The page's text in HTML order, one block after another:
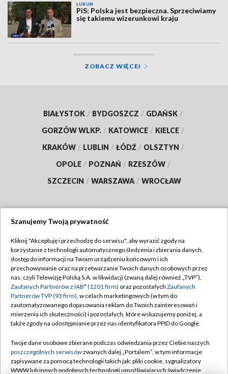
LUBLIN
PiS: Polska jest bezpieczna. Sprzeciwiamy
się takiemu wizerunkowi kraju
ZOBACZ WIĘCEJ
BIAŁYSTOK / BYDGOSZCZ / GDAŃSK /
GORZÓW WLKP. / KATOWICE / KIELCE /
KRAKÓW / LUBLIN / ŁÓDŹ / OLSZTYN /
OPOLE / POZNAŃ / RZESZÓW /
SZCZECIN / WARSZAWA / WROCŁAW
TVP
Abonament TVP
Emisja w TVP
Centrum informacji TVP
Naziemna Telewizja Cyfrowa
Rada Programowa
System NOS
Regulamin TVP
Polityka prywatności
Moje zgody
Pomoc
Kontakt
Szanujemy Twoją prywatność
Kliknij "Akceptuję i przechodzę do serwisu", aby wyrazić zgody na
korzystanie z technologii automatycznego śledzenia i zbierania danych,
dostęp do informacji na Twoim urządzeniu końcowym i ich
przechowywanie oraz na przetwarzanie Twoich danych osobowych przez
nas, czyli Telewizję Polską S.A. w likwidacji (zwaną dalej również „TVP”),
Zaufanych Partnerów z IAB* (1201 firm) oraz pozostałych Zaufanych
Partnerów TVP (93 firm), w celach marketingowych (w tym do
zautomatyzowanego dopasowania reklam do Twoich zainteresowań i
mierzenia ich skuteczności) i pozostałych, które wskazujemy poniżej, a
także zgody na udostępnianie przez nas identyfikatora PPID do Google.
Twoje dane osobowe zbierane podczas odwiedzania przez Ciebie naszych
poszczególnych serwisówzwanych dalej „Portalem”, w tym informacje
zapisywane za pomocą technologii takich jak: pliki cookie, sygnalizatory
WWW lub innych podobnych technologii umożliwiających świadczenie